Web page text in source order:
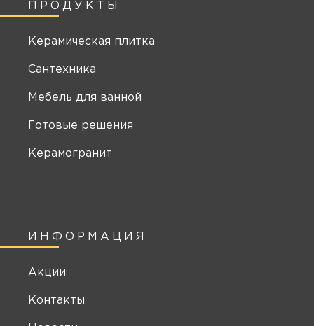
ИНФОРМАЦИЯ
Акции
Контакты
ПРОДУКТЫ
Керамическая плитка
Сантехника
Мебель для ванной
Готовые решения
Керамогранит